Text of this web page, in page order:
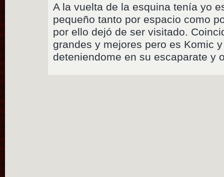
A la vuelta de la esquina tenía yo
pequeño tanto por espacio como
por ello dejó de ser visitado.
grandes y mejores pero es Komic
deteniendome en su escaparate y